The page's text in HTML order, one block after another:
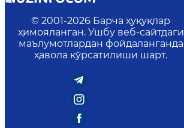
© 2001-2026 Барча ҳуқуқлар
ҳимояланган. Ушбу веб-сайтдаги
маълумотлардан фойдаланганда
ҳавола кўрсатилиши шарт.